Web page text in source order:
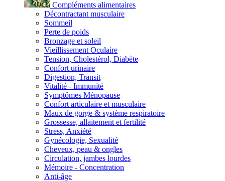
Compléments alimentaires
Décontractant musculaire
Sommeil
Perte de poids
Bronzage et soleil
Vieillissement Oculaire
Tension, Cholestérol, Diabète
Confort urinaire
Digestion, Transit
Vitalité - Immunité
Symptômes Ménopause
Confort articulaire et musculaire
Maux de gorge & système respiratoire
Grossesse, allaitement et fertilité
Stress, Anxiété
Gynécologie, Sexualité
Cheveux, peau & ongles
Circulation, jambes lourdes
Mémoire - Concentration
Anti-âge